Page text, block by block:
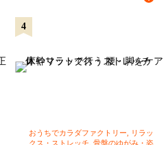
おうちでカラダファクトリー, リラッ
クス・ストレッチ, 骨盤のゆがみ・姿